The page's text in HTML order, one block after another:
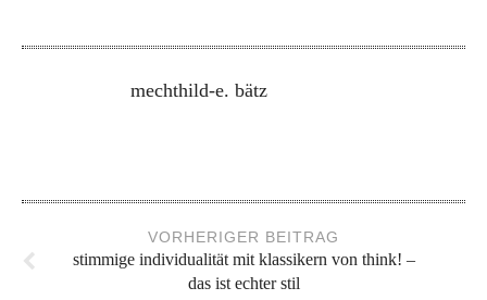
mechthild-e. bätz
VORHERIGER BEITRAG
stimmige individualität mit klassikern von think! –
das ist echter stil